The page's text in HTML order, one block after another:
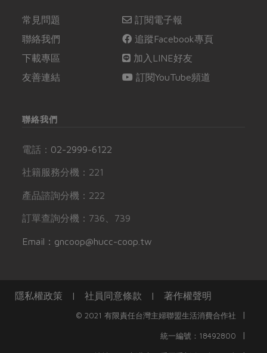
常見問題
聯絡我們
下載專區
友善連結
訂閱電子報
追蹤Facebook專頁
加入LINE好友
訂閱YouTube頻道
聯絡我們
電話： 02-2999-6122
社籍服務分機：221
產品諮詢分機：222
訂單查詢分機：736、739
Email：gncoop@hucc-coop.tw
隱私權政策 | 社員同意條款 | 著作權聲明
© 2021 有限責任台灣主婦聯盟生活消費合作社 |
統一編號：18492800 |